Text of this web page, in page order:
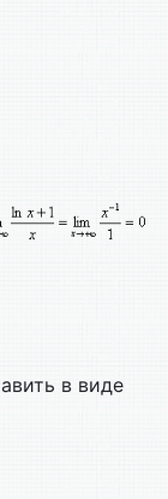
в виде